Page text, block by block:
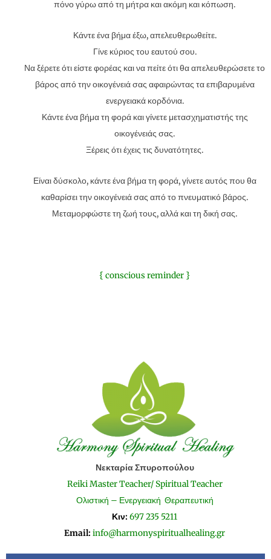
πόνο γύρω από τη μήτρα και ακόμη και κόπωση.
Κάντε ένα βήμα έξω, απελευθερωθείτε.
Γίνε κύριος του εαυτού σου.
Να ξέρετε ότι είστε φορέας και να πείτε ότι θα απελευθερώσετε το
βάρος από την οικογένειά σας αφαιρώντας τα επιβαρυμένα
ενεργειακά κορδόνια.
Κάντε ένα βήμα τη φορά και γίνετε μετασχηματιστής της
οικογένειάς σας.
Ξέρεις ότι έχεις τις δυνατότητες.
Είναι δύσκολο, κάντε ένα βήμα τη φορά, γίνετε αυτός που θα
καθαρίσει την οικογένειά σας από το πνευματικό βάρος.
Μεταμορφώστε τη ζωή τους, αλλά και τη δική σας.
{ conscious reminder }
Νεκταρία Σπυροπούλου
Reiki Master Teacher/ Spiritual Teacher
Ολιστική – Ενεργειακή Θεραπευτική
Κιν: 697 235 5211
Email: info@harmonyspiritualhealing.gr